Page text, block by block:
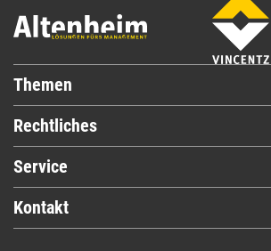
Themen
Rechtliches
Service
Kontakt